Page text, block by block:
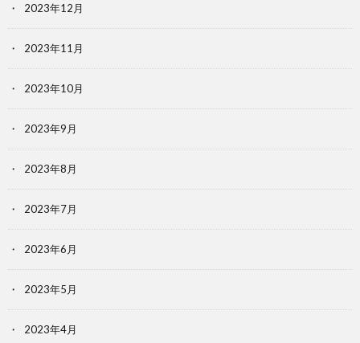
2023年12月
2023年11月
2023年10月
2023年9月
2023年8月
2023年7月
2023年6月
2023年5月
2023年4月